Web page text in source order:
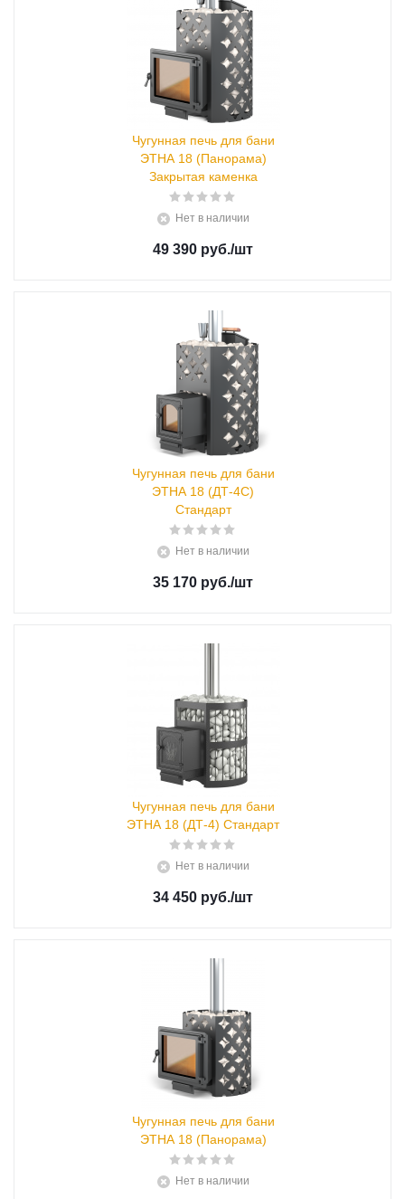
Чугунная печь для бани
ЭТНА 18 (Панорама)
Закрытая каменка
Нет в наличии
49 390 руб./шт
Чугунная печь для бани
ЭТНА 18 (ДТ-4С)
Стандарт
Нет в наличии
35 170 руб./шт
Чугунная печь для бани
ЭТНА 18 (ДТ-4) Стандарт
Нет в наличии
34 450 руб./шт
Чугунная печь для бани
ЭТНА 18 (Панорама)
Нет в наличии